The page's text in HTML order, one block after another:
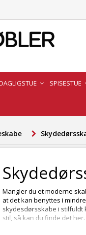
SPISESTUE
Mangler du et moderne
at det kan benyttes i
skydesdørsskabe i stilfuldt
stil, så kan du finde det